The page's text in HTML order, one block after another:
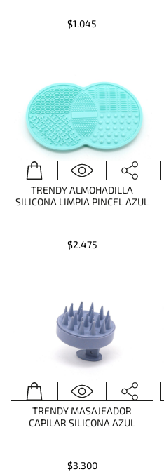
$1.045
TRENDY ALMOHADILLA
SILICONA LIMPIA PINCEL AZUL
$2.475
TRENDY MASAJEADOR
CAPILAR SILICONA AZUL
$3.300